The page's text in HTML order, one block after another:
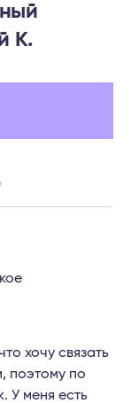
К.
хочу связать
поэтому по
У меня есть